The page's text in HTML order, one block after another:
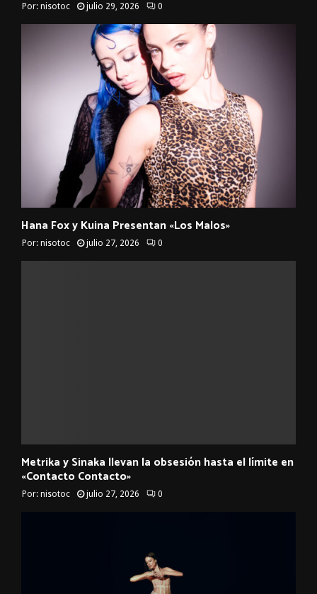
Por: nisotoc julio 29, 2026 0
Hana Fox y Kuina Presentan «Los Malos»
Por: nisotoc julio 27, 2026 0
Metrika y Sinaka llevan la obsesión hasta el límite en
«Contacto Contacto»
Por: nisotoc julio 27, 2026 0